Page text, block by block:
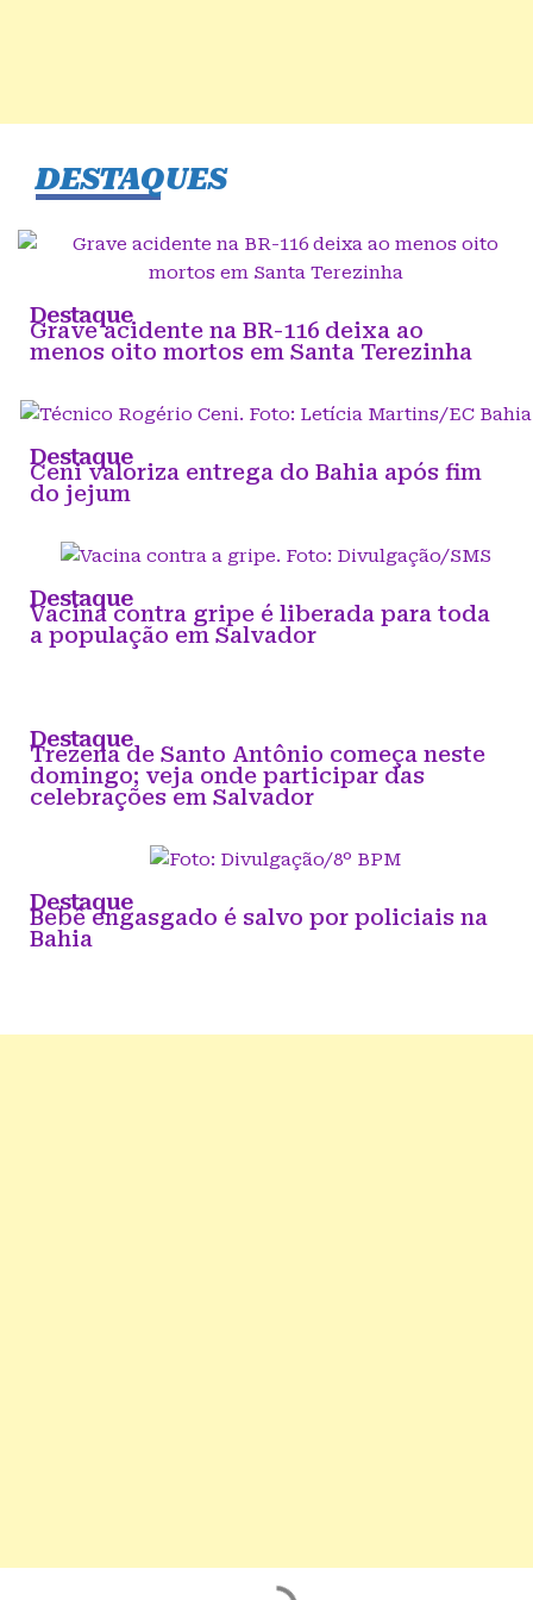
DESTAQUES
Destaque
Grave acidente na BR-116 deixa ao
menos oito mortos em Santa Terezinha
Destaque
Ceni valoriza entrega do Bahia após fim
do jejum
Destaque
Vacina contra gripe é liberada para toda
a população em Salvador
Destaque
Trezena de Santo Antônio começa neste
domingo; veja onde participar das
celebrações em Salvador
Destaque
Bebê engasgado é salvo por policiais na
Bahia